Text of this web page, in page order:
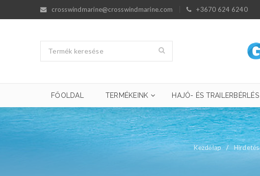
crosswindmarine@crosswindmarine.com +3670 624 6240
FŐOLDAL TERMÉKEINK HAJÓ- ÉS TRAILERBÉRLÉS
Kezdőlap /